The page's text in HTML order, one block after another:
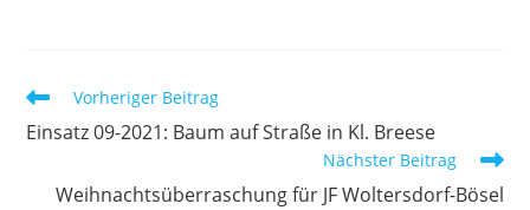
Weitere
ansehen
Vorheriger Beitrag
Einsatz 09-2021: Baum auf Straße in Kl. Breese
Nächster Beitrag
Weihnachtsüberraschung für JF Woltersdorf-Bösel